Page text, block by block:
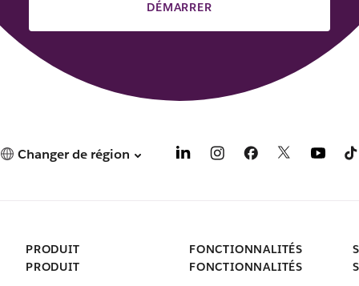
DÉMARRER
Changer de région
PRODUIT
PRODUIT
FONCTIONNALITÉS
FONCTIONNALITÉS